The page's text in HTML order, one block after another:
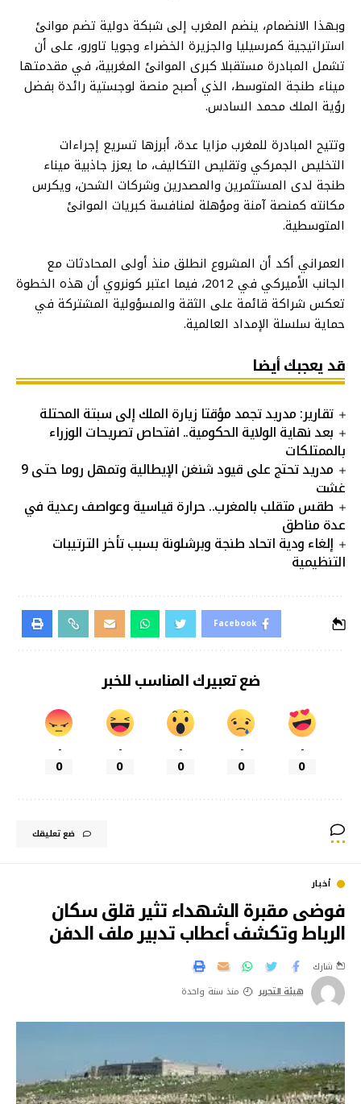
وبهذا الانضمام، ينضم المغرب إلى شبكة دولية تضم موانئ
استراتيجية كمرسيليا والجزيرة الخضراء وجويا تاورو، على أن
تشمل المبادرة مستقبلا كبرى الموانئ المغربية، في مقدمتها
ميناء طنجة المتوسط، الذي أصبح منصة لوجستية رائدة بفضل
رؤية الملك محمد السادس.
وتتيح المبادرة للمغرب مزايا عدة، أبرزها تسريع إجراءات
التخليص الجمركي وتقليص التكاليف، ما يعزز جاذبية ميناء
طنجة لدى المستثمرين والمصدرين وشركات الشحن، ويكرس
مكانته كمنصة آمنة ومؤهلة لمنافسة كبريات الموانئ
المتوسطية.
العمراني أكد أن المشروع انطلق منذ أولى المحادثات مع
الجانب الأميركي في 2012، فيما اعتبر كونروي أن هذه الخطوة
تعكس شراكة قائمة على الثقة والمسؤولية المشتركة في
حماية سلسلة الإمداد العالمية.
قد يعجبك أيضا
تقارير: مدريد تجمد مؤقتا زيارة الملك إلى سبتة المحتلة
بعد نهاية الولاية الحكومية.. افتحاص تصريحات الوزراء
بالممتلكات
مدريد تحتج على قيود شنغن الإيطالية وتمهل روما حتى 9
غشت
طقس متقلب بالمغرب.. حرارة قياسية وعواصف رعدية في
عدة مناطق
إلغاء ودية اتحاد طنجة وبرشلونة بسبب تأخر الترتيبات
التنظيمية
Facebook
ضع تعبيرك المناسب للخبر
-
0
-
0
-
0
-
0
-
0
ضع تعليقك
أخبار
فوضى مقبرة الشهداء تثير قلق سكان
الرباط وتكشف أعطاب تدبير ملف الدفن
هيئة التحرير منذ سنة واحدة
شارك